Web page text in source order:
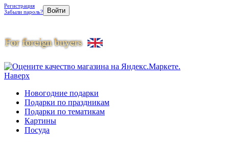
Регистрация
Забыли пароль?
Наверх
Новогодние подарки
Подарки по праздникам
Подарки по тематикам
Картины
Посуда